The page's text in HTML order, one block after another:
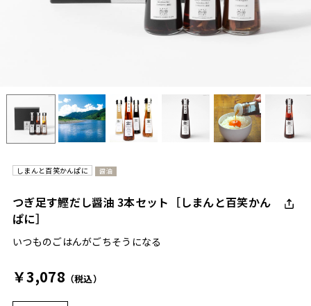
しまんと百笑かんぱに 醤油
つぎ足す鰹だし醤油 3本セット［しまんと百笑かん
ぱに］
いつものごはんがごちそうになる
￥3,078 （税込）